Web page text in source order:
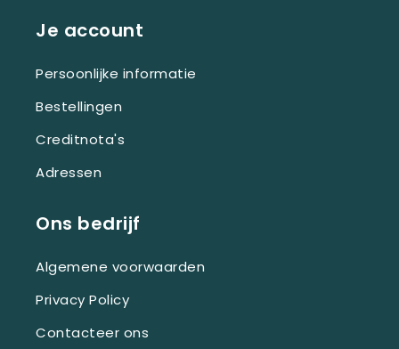
Je account
Persoonlijke informatie
Bestellingen
Creditnota's
Adressen
Ons bedrijf
Algemene voorwaarden
Privacy Policy
Contacteer ons